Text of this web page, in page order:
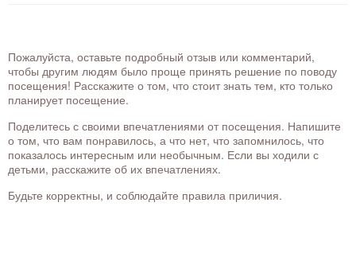
Пожалуйста, оставьте подробный отзыв или комментарий,
чтобы другим людям было проще принять решение по поводу
посещения! Расскажите о том, что стоит знать тем, кто только
планирует посещение.
Поделитесь с своими впечатлениями от посещения. Напишите
о том, что вам понравилось, а что нет, что запомнилось, что
показалось интересным или необычным. Если вы ходили с
детьми, расскажите об их впечатлениях.
Будьте корректны, и соблюдайте правила приличия.